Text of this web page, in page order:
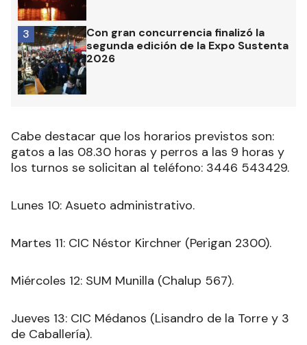
Con gran concurrencia finalizó la
segunda edición de la Expo Sustenta
2026
3
Cabe destacar que los horarios previstos son:
gatos a las 08.30 horas y perros a las 9 horas y
los turnos se solicitan al teléfono: 3446 543429.
Lunes 10: Asueto administrativo.
Martes 11: CIC Néstor Kirchner (Perigan 2300).
Miércoles 12: SUM Munilla (Chalup 567).
Jueves 13: CIC Médanos (Lisandro de la Torre y 3
de Caballería).